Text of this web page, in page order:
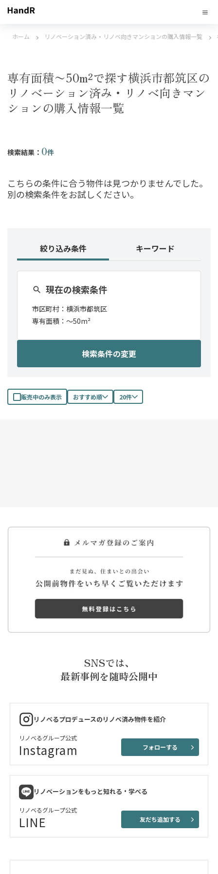
ホーム リノベーション済み・リノベ向きマンションの購入情報一覧
専有面積〜50m²で探す横浜市都筑区の
リノベーション済み・リノベ向きマン
ションの購入情報一覧
検索結果： 0件
こちらの条件に合う物件は見つかりませんでした。
別の検索条件をお試しください。
絞り込み条件 キーワード
現在の検索条件
市区町村： 横浜市都筑区
専有面積：〜50m²
検索条件の変更
販売中のみ表示 おすすめ順 20件
SNSでは、
最新事例を随時公開中
リノベるプロデュースのリノベ済み物件を紹介
リノベるグループ公式
Instagram フォローする
リノベーションをもっと知れる・学べる
リノベるグループ公式
LINE 友だち追加する